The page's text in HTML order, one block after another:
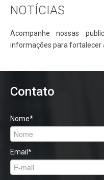
NOTÍCIAS
Acompanhe nossas
informações para fortalecer
Contato
Nome*
Email*